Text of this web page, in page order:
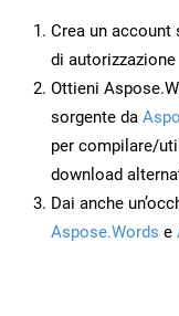
Crea un account
di autorizzazione
Ottieni
sorgente da
per compilare/
download
Dai anche
Aspose.Words e